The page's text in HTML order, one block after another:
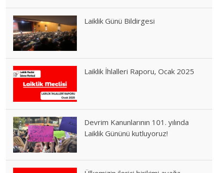
Laiklik Günü Bildirgesi
Laiklik İhlalleri Raporu, Ocak 2025
Devrim Kanunlarının 101. yılında
Laiklik Gününü kutluyoruz!